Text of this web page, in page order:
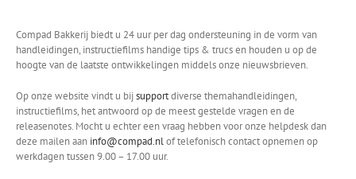
Compad Bakkerij biedt u 24 uur per dag ondersteuning in de vorm van
handleidingen, instructiefilms handige tips & trucs en houden u op de
hoogte van de laatste ontwikkelingen middels onze nieuwsbrieven.
Op onze website vindt u bijsupportdiverse themahandleidingen,
instructiefilms, het antwoord op de meest gestelde vragen en de
releasenotes. Mocht u echter een vraag hebben voor onze helpdesk dan
deze mailen aan info@compad.nlof telefonisch contact opnemen op
werkdagen tussen 9.00 – 17.00 uur.